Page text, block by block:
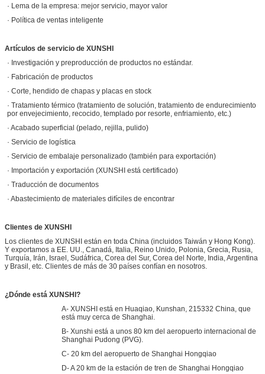
· Lema de la empresa: mejor servicio, mayor valor
· Política de ventas inteligente
Artículos de servicio de XUNSHI
· Investigación y preproducción de productos no estándar.
· Fabricación de productos
· Corte, hendido de chapas y placas en stock
· Tratamiento térmico (tratamiento de solución, tratamiento de endurecimiento
por envejecimiento, recocido, templado por resorte, enfriamiento, etc.)
· Acabado superficial (pelado, rejilla, pulido)
· Servicio de logística
· Servicio de embalaje personalizado (también para exportación)
· Importación y exportación (XUNSHI está certificado)
· Traducción de documentos
· Abastecimiento de materiales difíciles de encontrar
Clientes de XUNSHI
Los clientes de XUNSHI están en toda China (incluidos Taiwán y Hong Kong).
Y exportamos a EE. UU., Canadá, Italia, Reino Unido, Polonia, Grecia, Rusia,
Turquía, Irán, Israel, Sudáfrica, Corea del Sur, Corea del Norte, India, Argentina
y Brasil, etc. Clientes de más de 30 países confían en nosotros.
¿Dónde está XUNSHI?
A- XUNSHI está en Huaqiao, Kunshan, 215332 China, que
está muy cerca de Shanghai.
B- Xunshi está a unos 80 km del aeropuerto internacional de
Shanghai Pudong (PVG).
C- 20 km del aeropuerto de Shanghai Hongqiao
D- A 20 km de la estación de tren de Shanghai Hongqiao